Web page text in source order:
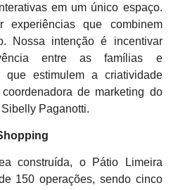
em um único espaço.
experiências que combinem
Nossa intenção é incentivar
entre as famílias e
que estimulem a criatividade
de marketing do
Paganotti.
construída, o Pátio Limeira
150 operações, sendo cinco